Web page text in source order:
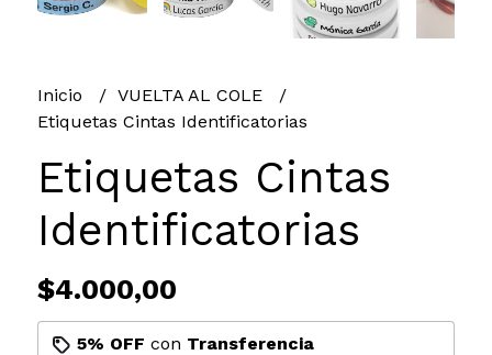
Inicio
VUELTA AL COLE
Etiquetas Cintas Identificatorias
Etiquetas Cintas
Identificatorias
$4.000,00
5% OFF con Transferencia